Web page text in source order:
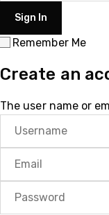
Remember Me
Create an
The user name or